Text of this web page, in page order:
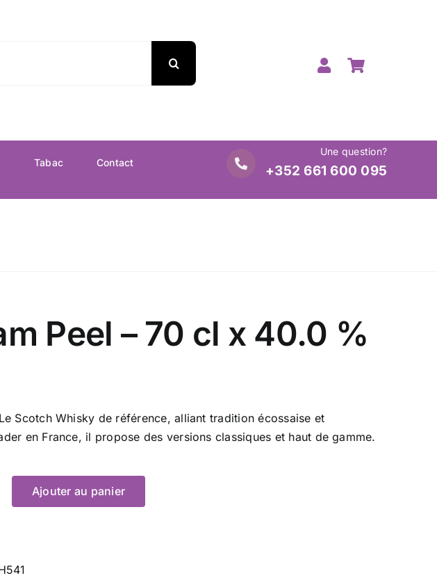
Tabac Contact
Une question?
+352 661 600 095
Peel – 70 cl x 40.0 %
Scotch Whisky de référence, alliant tradition écossaise et
en France, il propose des versions classiques et haut de gamme.
Ajouter au panier